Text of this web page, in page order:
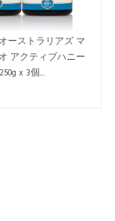
ーストラリアズ マ
アクティブハニー
250g x 3個...